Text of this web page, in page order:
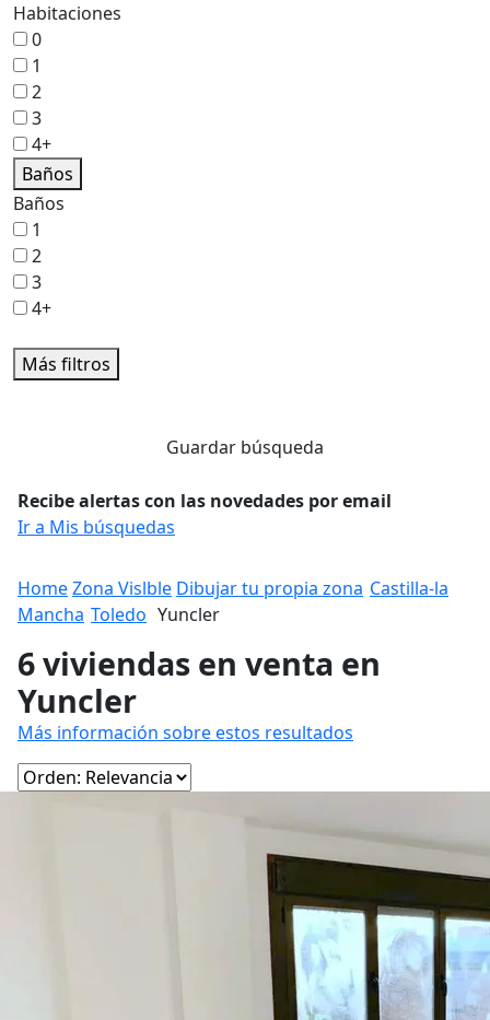
Habitaciones
0
1
2
3
4+
Baños
Baños
1
2
3
4+
Más filtros
Guardar búsqueda
Recibe alertas con las novedades por email
Ir a Mis búsquedas
HomeZona Vislble Dibujar tu propia zona Castilla-la
Mancha Toledo Yuncler
6 viviendas en venta en
Yuncler
Más información sobre estos resultados